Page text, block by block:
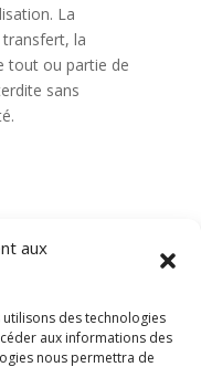
aux
des technologies
aux informations des
nous permettra de
La
la
tout ou partie de
sans